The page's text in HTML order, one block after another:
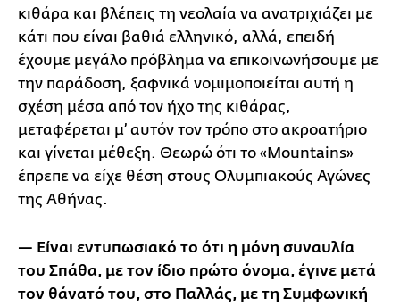
κιθάρα και βλέπεις τη νεολαία να ανατριχιάζει με
κάτι που είναι βαθιά ελληνικό, αλλά, επειδή
έχουμε μεγάλο πρόβλημα να επικοινωνήσουμε με
την παράδοση, ξαφνικά νομιμοποιείται αυτή η
σχέση μέσα από τον ήχο της κιθάρας,
μεταφέρεται μ’ αυτόν τον τρόπο στο ακροατήριο
και γίνεται μέθεξη. Θεωρώ ότι το «Mountains»
έπρεπε να είχε θέση στους Ολυμπιακούς Αγώνες
της Αθήνας.
— Είναι εντυπωσιακό το ότι η μόνη συναυλία
του Σπάθα, με τον ίδιο πρώτο όνομα, έγινε μετά
τον θάνατό του, στο Παλλάς, με τη Συμφωνική